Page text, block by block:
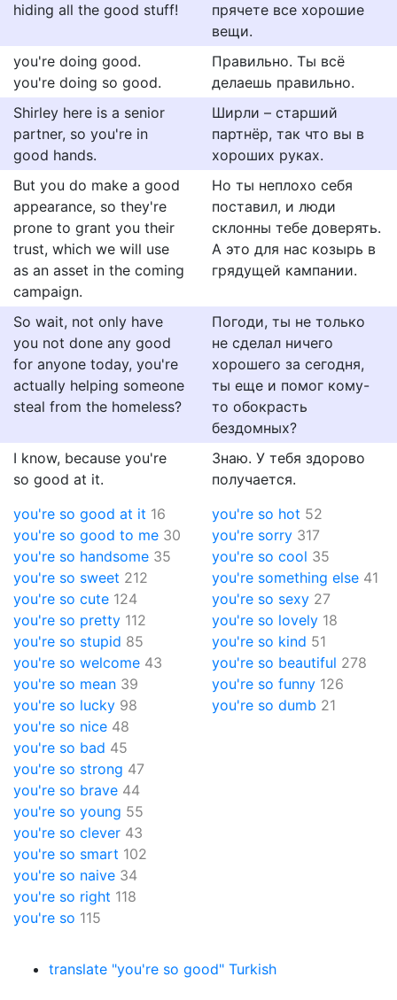
hiding all the good stuff!
прячете все хорошие
вещи.
you're doing good.
you're doing so good.
Правильно. Ты всё
делаешь правильно.
Shirley here is a senior
partner, so you're in
good hands.
Ширли – старший
партнёр, так что вы в
хороших руках.
But you do make a good
appearance, so they're
prone to grant you their
trust, which we will use
as an asset in the coming
campaign.
Но ты неплохо себя
поставил, и люди
склонны тебе доверять.
А это для нас козырь в
грядущей кампании.
So wait, not only have
you not done any good
for anyone today, you're
actually helping someone
steal from the homeless?
Погоди, ты не только
не сделал ничего
хорошего за сегодня,
ты еще и помог кому-
то обокрасть
бездомных?
I know, because you're
so good at it.
Знаю. У тебя здорово
получается.
you're so good at it 16
you're so good to me 30
you're so handsome 35
you're so sweet 212
you're so cute 124
you're so pretty 112
you're so stupid 85
you're so welcome 43
you're so mean 39
you're so lucky 98
you're so hot 52
you're sorry 317
you're so cool 35
you're something else 41
you're so sexy 27
you're so lovely 18
you're so kind 51
you're so beautiful 278
you're so funny 126
you're so dumb 21
you're so nice 48
you're so bad 45
you're so strong 47
you're so brave 44
you're so young 55
you're so clever 43
you're so smart 102
you're so naive 34
you're so right 118
you're so 115
translate "you're so good" Turkish